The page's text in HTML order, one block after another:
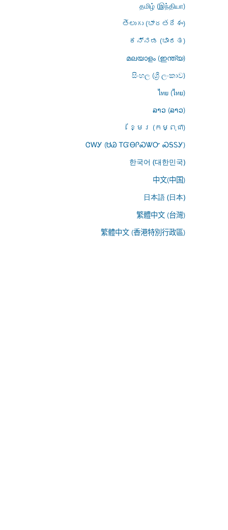
தமிழ் (இந்தியா)
తెలుగు (భారతదేశం)
ಕನ್ನಡ (ಭಾರತ)
മലയാളം (ഇന്ത്യ)
සිංහල (ශ්‍රී ලංකාව)
ไทย (ไทย)
ລາວ (ລາວ)
ខ្មែរ (កម្ពុជា)
ᏣᎳᎩ (ᏌᏊ ᎢᏳᎾᎵᏍᏔᏅ ᏍᎦᏚᎩ)
한국어 (대한민국)
中文(中国)
日本語 (日本)
繁體中文 (台灣)
繁體中文 (香港特別行政區)